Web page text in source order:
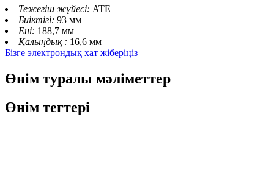
Тежегіш жүйесі: ATE
Биіктігі: 93 мм
Ені: 188,7 мм
Қалыңдық : 16,6 мм
Бізге электрондық хат жіберіңіз
Өнім туралы мәліметтер
Өнім тегтері